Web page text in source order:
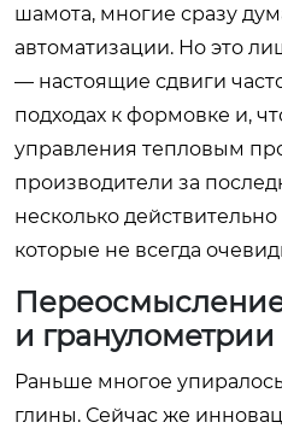
шамота, многие сразу
автоматизации. Но это
— настоящие сдвиги
подходах к формовке и,
управления тепловым
производители за
несколько
которые не всегда
и гранулометрии
Раньше многое
глины. Сейчас же